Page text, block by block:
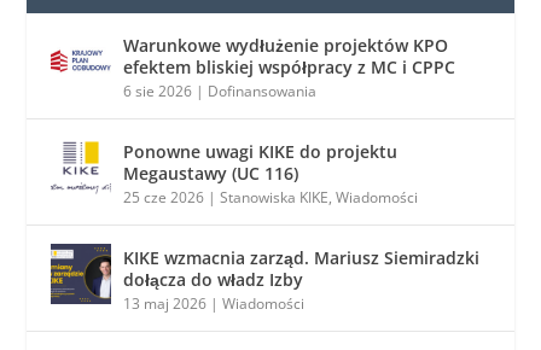
Warunkowe wydłużenie projektów KPO
efektem bliskiej współpracy z MC i CPPC
6 sie 2026 | Dofinansowania
Ponowne uwagi KIKE do projektu
Megaustawy (UC 116)
25 cze 2026 |Stanowiska KIKE,Wiadomości
KIKE wzmacnia zarząd. Mariusz Siemiradzki
dołącza do władz Izby
13 maj 2026 |Wiadomości